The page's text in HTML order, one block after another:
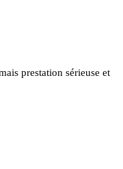
prestation sérieuse et